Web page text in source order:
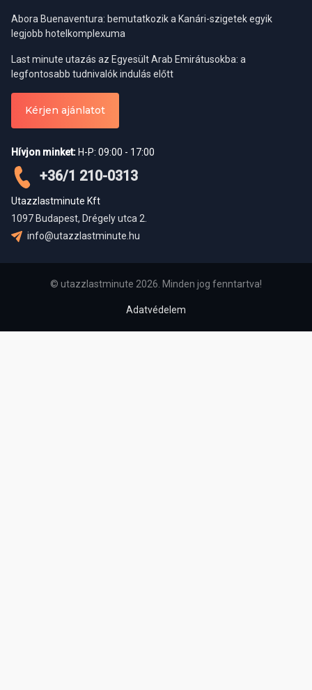
Abora Buenaventura: bemutatkozik a Kanári-szigetek egyik
legjobb hotelkomplexuma
Last minute utazás az Egyesült Arab Emirátusokba: a
legfontosabb tudnivalók indulás előtt
Kérjen ajánlatot
Hívjon minket: H-P: 09:00 - 17:00
+36/1 210-0313
Utazzlastminute Kft
1097 Budapest, Drégely utca 2.
info@utazzlastminute.hu
© utazzlastminute 2026. Minden jog fenntartva!
Adatvédelem